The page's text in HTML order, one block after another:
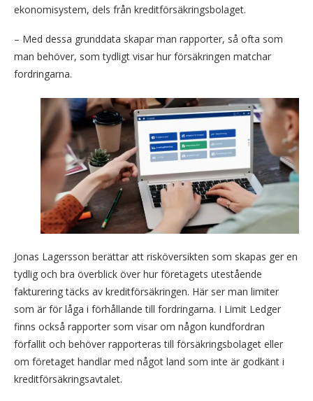
ekonomisystem, dels från kreditförsäkringsbolaget.
– Med dessa grunddata skapar man rapporter, så ofta som
man behöver, som tydligt visar hur försäkringen matchar
fordringarna.
Jonas Lagersson berättar att risköversikten som skapas ger en
tydlig och bra överblick över hur företagets utestående
fakturering täcks av kreditförsäkringen. Här ser man limiter
som är för låga i förhållande till fordringarna. I Limit Ledger
finns också rapporter som visar om någon kundfordran
förfallit och behöver rapporteras till försäkringsbolaget eller
om företaget handlar med något land som inte är godkänt i
kreditförsäkringsavtalet.